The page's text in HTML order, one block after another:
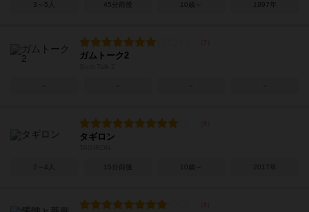
3～5人 45分前後 10歳～ 1997年
ガムトーク2
タギロン
2～4人 15分前後 10歳～ 2017年